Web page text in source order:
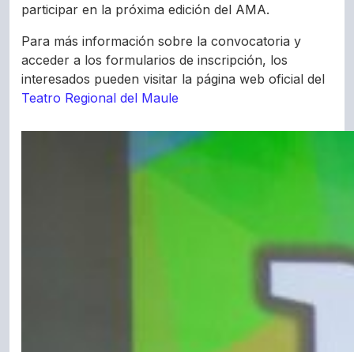
participar en la próxima edición del AMA.
Para más información sobre la convocatoria y
acceder a los formularios de inscripción, los
interesados pueden visitar la página web oficial del
Teatro Regional del Maule